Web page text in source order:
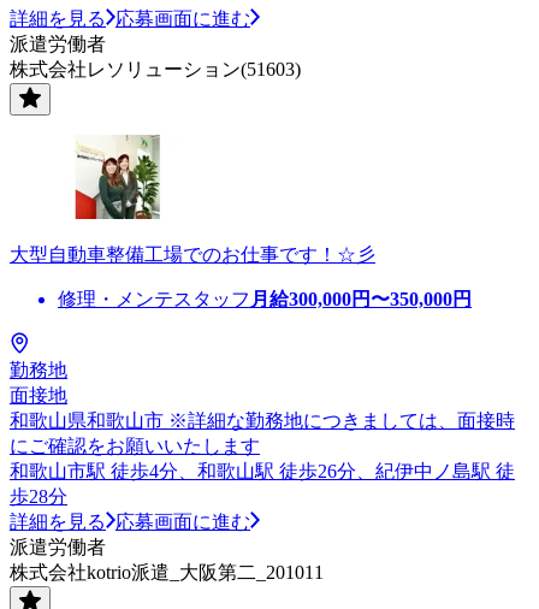
詳細を見る
応募画面に進む
派遣労働者
株式会社レソリューション(51603)
大型自動車整備工場でのお仕事です！☆彡
修理・メンテスタッフ 月給300,000円〜350,000円
勤務地
面接地
和歌山県和歌山市 ※詳細な勤務地につきましては、面接時
にご確認をお願いいたします
和歌山市駅 徒歩4分、和歌山駅 徒歩26分、紀伊中ノ島駅 徒
歩28分
詳細を見る
応募画面に進む
派遣労働者
株式会社kotrio派遣_大阪第二_201011